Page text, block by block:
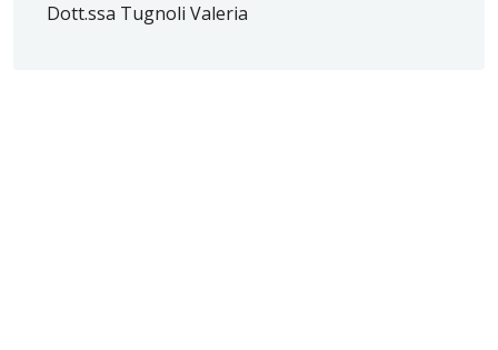
Dott.ssa Tugnoli Valeria